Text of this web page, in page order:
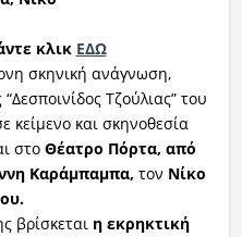
κλικ ΕΔΩ
σκηνική ανάγνωση,
Τζούλιας” του
κείμενο και σκηνοθεσία
στοΘέατρο Πόρτα, από
Καράμπαμπα, τον Νίκο
.
βρίσκεται η εκρηκτική